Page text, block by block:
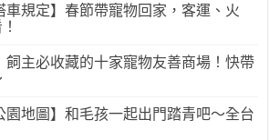
車規定】春節帶寵物回家，客運、火
飼主必收藏的十家寵物友善商場！快帶
園地圖】和毛孩一起出門踏青吧～全台